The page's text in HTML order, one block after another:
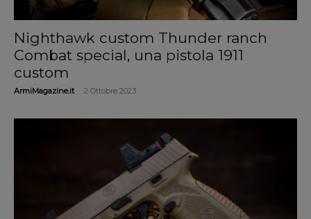
Nighthawk custom Thunder ranch
Combat special, una pistola 1911
custom
ArmiMagazine.it 2 Ottobre 2023